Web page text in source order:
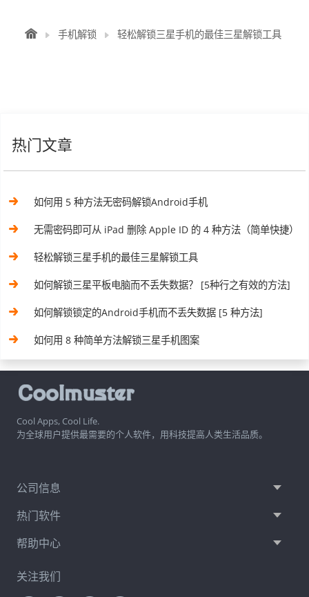
手机解锁 轻松解锁三星手机的最佳三星解锁工具
热门文章
如何用 5 种方法无密码解锁Android手机
无需密码即可从 iPad 删除 Apple ID 的 4 种方法（简单快捷）
轻松解锁三星手机的最佳三星解锁工具
如何解锁三星平板电脑而不丢失数据？ [5种行之有效的方法]
如何解锁锁定的Android手机而不丢失数据 [5 种方法]
如何用 8 种简单方法解锁三星手机图案
Cool Apps, Cool Life.
为全球用户提供最需要的个人软件，用科技提高人类生活品质。
公司信息
热门软件
帮助中心
关注我们